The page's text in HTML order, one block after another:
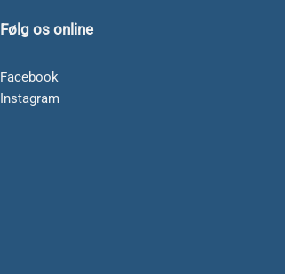
Følg os online
Facebook
Instagram